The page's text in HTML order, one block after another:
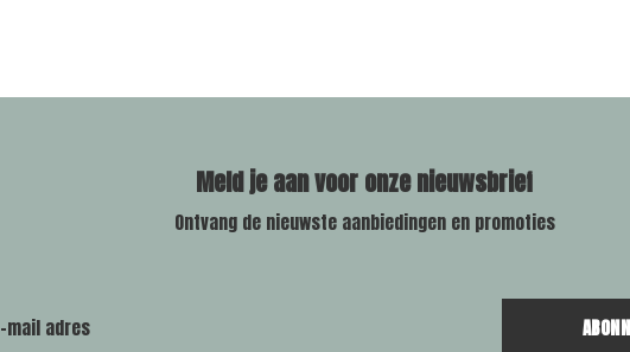
Meld je aan voor onze nieuwsbrief
Ontvang de nieuwste aanbiedingen en promoties